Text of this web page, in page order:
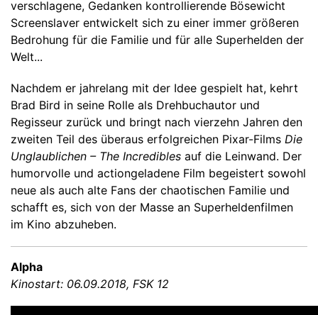
verschlagene, Gedanken kontrollierende Bösewicht
Screenslaver entwickelt sich zu einer immer größeren
Bedrohung für die Familie und für alle Superhelden der
Welt...
Nachdem er jahrelang mit der Idee gespielt hat, kehrt
Brad Bird in seine Rolle als Drehbuchautor und
Regisseur zurück und bringt nach vierzehn Jahren den
zweiten Teil des überaus erfolgreichen Pixar-Films Die
Unglaublichen – The Incredibles auf die Leinwand. Der
humorvolle und actiongeladene Film begeistert sowohl
neue als auch alte Fans der chaotischen Familie und
schafft es, sich von der Masse an Superheldenfilmen
im Kino abzuheben.
Alpha
Kinostart: 06.09.2018, FSK 12